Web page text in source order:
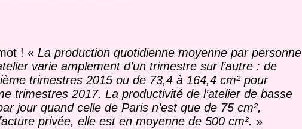
! « La production quotidienne moyenne par personne
varie amplement d’un trimestre sur l’autre : de
trimestres 2015 ou de 73,4 à 164,4 cm² pour
trimestres 2017. La productivité de l’atelier de basse
jour quand celle de Paris n’est que de 75 cm²,
privée, elle est en moyenne de 500 cm². »